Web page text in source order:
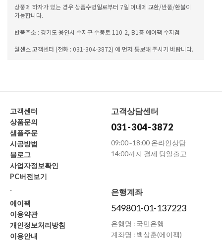
상품에 하자가 있는 경우 상품수령일로부터 7일 이내에 교환/반품/환불이
가능합니다.
반품주소 : 경기도 용인시 수지구 수풍로 110-2, B1층 에이팩 수지점
월센스 고객센터 (전화 : 031-304-3872) 에 먼저 통보해 주시기 바랍니다.
고객센터
상품문의
샘플주문
시공방법
블로그
사업자정보확인
PC버전보기
-
에이팩
이용약관
개인정보처리방침
이용안내
고객상담센터
031-304-3872
09:00~18:00 온라인상담
14:00까지 결제 당일출고
은행계좌
549801-01-137223
은행명 : 국민은행
계좌명 : 백상훈(에이팩)